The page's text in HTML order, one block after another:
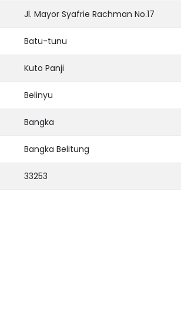
Jl. Mayor Syafrie Rachman No.17
Batu-tunu
Kuto Panji
Belinyu
Bangka
Bangka Belitung
33253